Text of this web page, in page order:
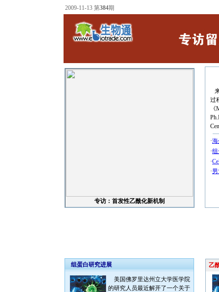
2009-11-13 第384期
专访：首发性乙酰化新机制
过
·海
·
·
·
组蛋白研究进展
美国佛罗里达州立大学医学院
的研究人员最近解开了一个关于
乙